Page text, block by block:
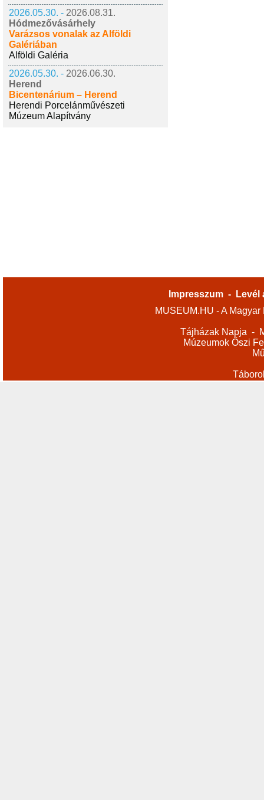
2026.05.30. - 2026.08.31.
Hódmezővásárhely
Varázsos vonalak az Alföldi
Galériában
Alföldi Galéria
2026.05.30. - 2026.06.30.
Herend
Bicentenárium – Herend
Herendi Porcelánművészeti
Múzeum Alapítvány
Impresszum -
Levél
MUSEUM.HU - A
Tájházak Napja -
Múzeumok Őszi